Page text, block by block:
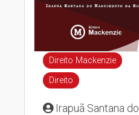
Direito Mackenzie
Direito
Irapuã Santana do